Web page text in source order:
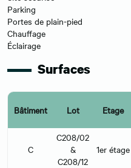
Parking
Portes de plain-pied
Chauffage
Éclairage
Surfaces
Bâtiment Lot Etage
C
C208/02
&
C208/12
1er étage